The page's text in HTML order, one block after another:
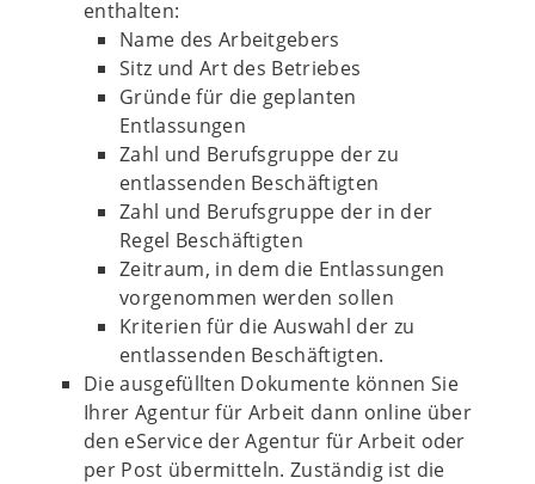
enthalten:
Name des Arbeitgebers
Sitz und Art des Betriebes
Gründe für die geplanten
Entlassungen
Zahl und Berufsgruppe der zu
entlassenden Beschäftigten
Zahl und Berufsgruppe der in der
Regel Beschäftigten
Zeitraum, in dem die Entlassungen
vorgenommen werden sollen
Kriterien für die Auswahl der zu
entlassenden Beschäftigten.
Die ausgefüllten Dokumente können Sie
Ihrer Agentur für Arbeit dann online über
den eService der Agentur für Arbeit oder
per Post übermitteln. Zuständig ist die